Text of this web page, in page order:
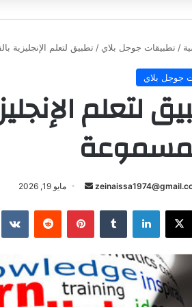
/ تطبيقات جوجل بلاي / تطبيق لتعلم الإنجليزية
جوجل بلاي
لتعلم
أرسل
إلكترونيا
مايو 19, 2026
‫X لينكدإن بينتيريست